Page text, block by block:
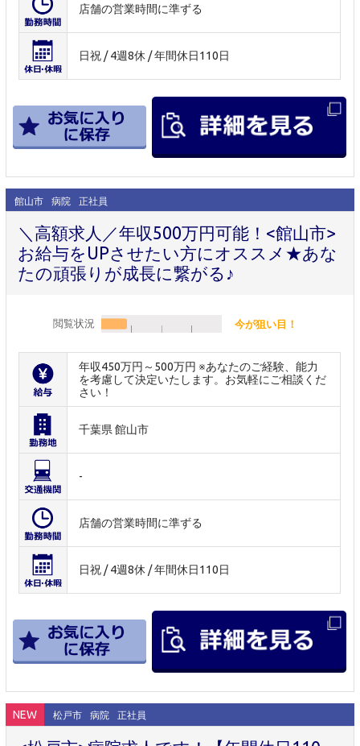
店舗の営業時間に準ずる
日祝 / 4週8休 / 年間休日110日
館山市 病院 正社員
＼高額求人／年収500万円可能！<館山市>
お給与をUPさせたい方にオススメ★あな
たの頑張りが成長に繋がる♪
閲覧状況 今が狙い目！
年収450万円～500万円 ※あなたのご経験、能力
を考慮して決定いたします。お気軽にご相談くだ
さい！
千葉県 館山市
-
店舗の営業時間に準ずる
日祝 / 4週8休 / 年間休日110日
NEW 松戸市 病院 正社員